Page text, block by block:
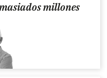
millones